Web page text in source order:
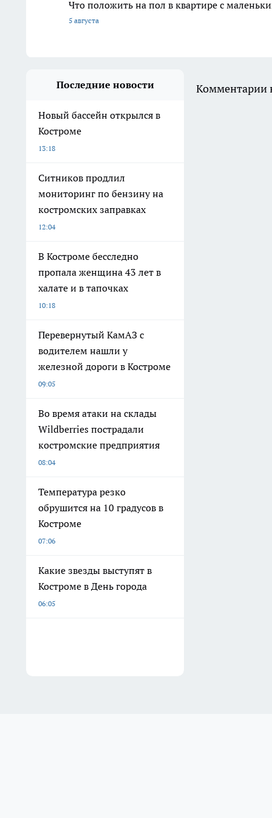
Что положить на пол в квартире с
5 августа
Последние новости
Новый бассейн открылся в
Костроме
13:18
Ситников продлил
мониторинг по бензину на
костромских заправках
12:04
В Костроме бесследно
пропала женщина 43 лет в
халате и в тапочках
10:18
Перевернутый КамАЗ с
водителем нашли у
железной дороги в Костроме
09:05
Во время атаки на склады
Wildberries пострадали
костромские предприятия
08:04
Температура резко
обрушится на 10 градусов в
Костроме
07:06
Какие звезды выступят в
Костроме в День города
06:05
Комментарии